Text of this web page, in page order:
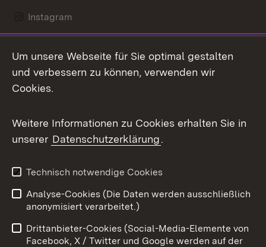
Instagram
Mastodon
Messenger
Social Wall
X / Twitter
Youtube
Benutzungshinweise
Barrierefreiheit
Um unsere Webseite für Sie optimal gestalten
und verbessern zu können, verwenden wir
Cookies.
Weitere Informationen zu Cookies erhalten Sie in
unserer Datenschutzerklärung.
Technisch notwendige Cookies
Analyse-Cookies (Die Daten werden ausschließlich
anonymisiert verarbeitet.)
Drittanbieter-Cookies (Social-Media-Elemente von
Facebook, X / Twitter und Google werden auf der